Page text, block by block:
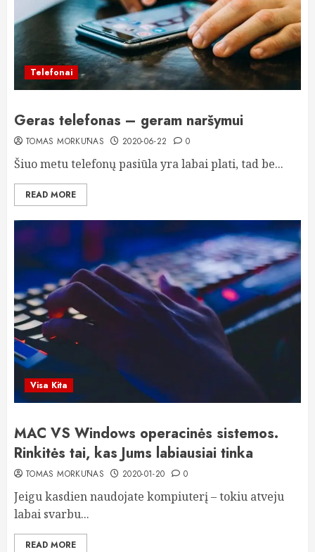
Telefonai
Geras telefonas – geram naršymui
TOMAS MORKŪNAS 2020-06-22 0
Šiuo metu telefonų pasiūla yra labai plati, tad be...
READ MORE
Visa Kita
MAC VS Windows operacinės sistemos.
Rinkitės tai, kas Jums labiausiai tinka
TOMAS MORKŪNAS 2020-01-20 0
Jeigu kasdien naudojate kompiuterį – tokiu atveju
labai svarbu...
READ MORE